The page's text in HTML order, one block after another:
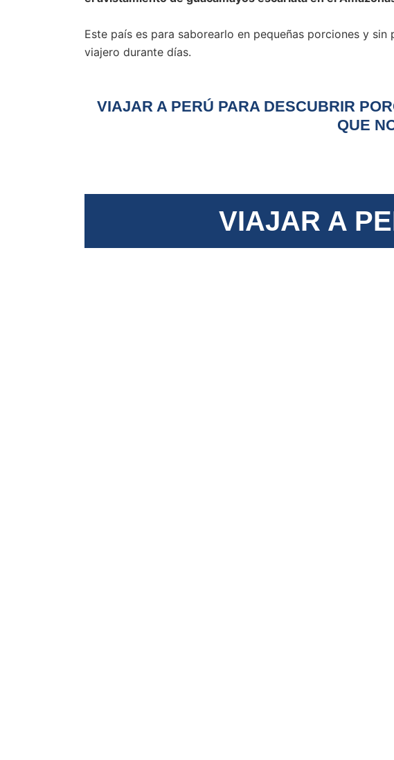
Este país es para saborearlo en pequeñas porciones y
viajero durante días.
VIAJAR A PERÚ PARA DESCUBRIR
QUE
VIAJAR A